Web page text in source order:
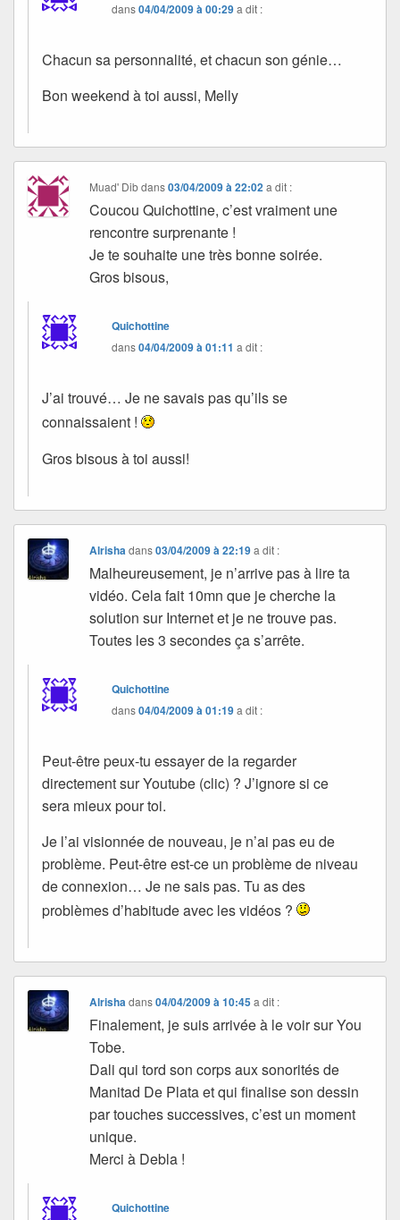
dans04/04/2009 à 00:29a dit :
Chacun sa personnalité, et chacun son génie…
Bon weekend à toi aussi, Melly
Muad' Dibdans03/04/2009 à 22:02 a dit :
Coucou Quichottine, c’est vraiment une
rencontre surprenante !
Je te souhaite une très bonne soirée.
Gros bisous,
Quichottine
dans04/04/2009 à 01:11 a dit :
J’ai trouvé… Je ne savais pas qu’ils se
connaissaient !
Gros bisous à toi aussi!
Alrishadans03/04/2009 à 22:19 a dit :
Malheureusement, je n’arrive pas à lire ta
vidéo. Cela fait 10mn que je cherche la
solution sur Internet et je ne trouve pas.
Toutes les 3 secondes ça s’arrête.
Quichottine
dans04/04/2009 à 01:19a dit :
Peut-être peux-tu essayer de la regarder
directement sur Youtube (clic) ? J’ignore si ce
sera mieux pour toi.
Je l’ai visionnée de nouveau, je n’ai pas eu de
problème. Peut-être est-ce un problème de niveau
de connexion… Je ne sais pas. Tu as des
problèmes d’habitude avec les vidéos ?
Alrishadans04/04/2009 à 10:45 a dit :
Finalement, je suis arrivée à le voir sur You
Tobe.
Dali qui tord son corps aux sonorités de
Manitad De Plata et qui finalise son dessin
par touches successives, c’est un moment
unique.
Merci à Debla !
Quichottine